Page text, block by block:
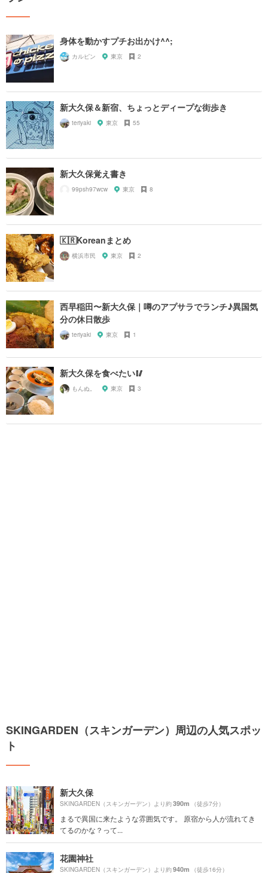
身体を動かすプチお出かけ^^;
カルピン 東京 2
新大久保＆新宿、ちょっとディープな街歩き
teriyaki 東京 55
新大久保覚え書き
99psh97wcw 東京 8
🇰🇷Koreanまとめ
横浜市民 東京 2
西早稲田〜新大久保｜噂のアプサラでランチ♪異国気
分の休日散歩
teriyaki 東京 1
新大久保を食べたい🥢
もんぬ。 東京 3
SKINGARDEN（スキンガーデン）周辺の人気スポッ
ト
新大久保
SKINGARDEN（スキンガーデン）より約390m （徒歩7分）
まるで異国に来たような雰囲気です。 原宿から人が流れてき
てるのかな？って...
花園神社
SKINGARDEN（スキンガーデン）より約940m （徒歩16分）